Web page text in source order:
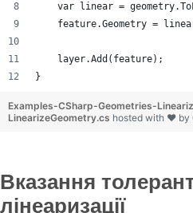
var linear =
feature.Geometry =
    layer.Add(feature);
}
Examples-CSharp-Geometries-
LinearizeGeometry.cs hosted with ❤ by
Вказання
лінеаризації